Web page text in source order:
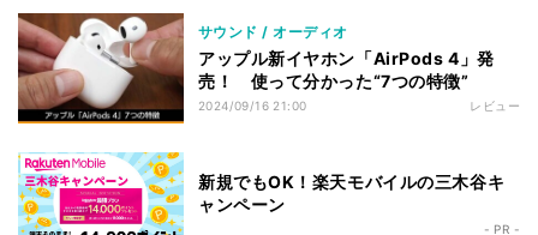
サウンド / オーディオ
アップル新イヤホン「AirPods 4」発
売！ 使って分かった“7つの特徴”
2024/09/16 21:00 レビュー
新規でもOK！楽天モバイルの三木谷キ
ャンペーン
- PR -